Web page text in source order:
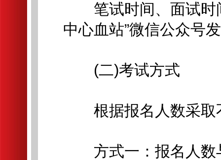
笔试时间、面试时
中心血站”微信公众号
(二)考试方式
根据报名人数采取
方式一：报名人数